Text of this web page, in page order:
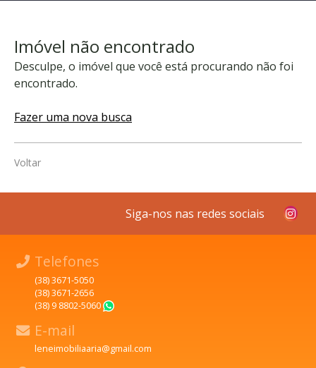
Imóvel não encontrado
Desculpe, o imóvel que você está procurando não foi
encontrado.
Fazer uma nova busca
Voltar
Siga-nos nas redes sociais
Telefones
(38) 3671-5050
(38) 3671-2656
(38) 9 8802-5060
E-mail
leneimobiliaaria@gmail.com